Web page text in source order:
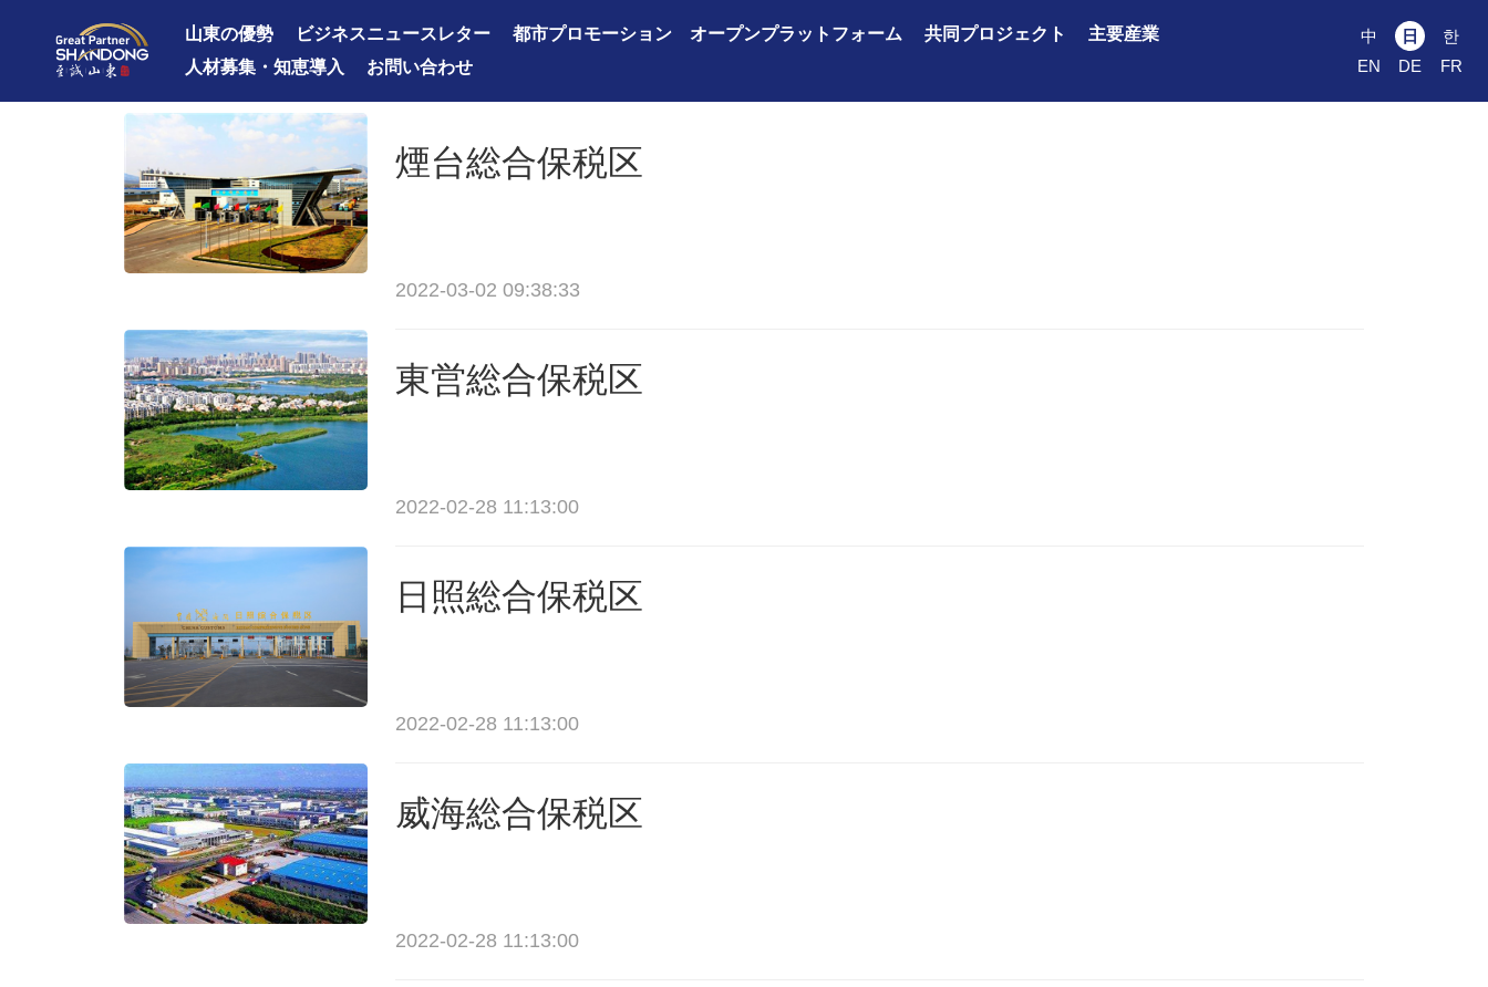
山東の優勢 ビジネスニュースレター 都市プロモーション オープンプラットフォーム 共同プロジェクト
主要産業
人材募集・知恵導入
お問い合わせ
中 日
한
EN
DE FR
煙台総合保税区
2022-03-02 09:38:33
東営総合保税区
2022-02-28 11:13:00
日照総合保税区
2022-02-28 11:13:00
威海総合保税区
2022-02-28 11:13:00